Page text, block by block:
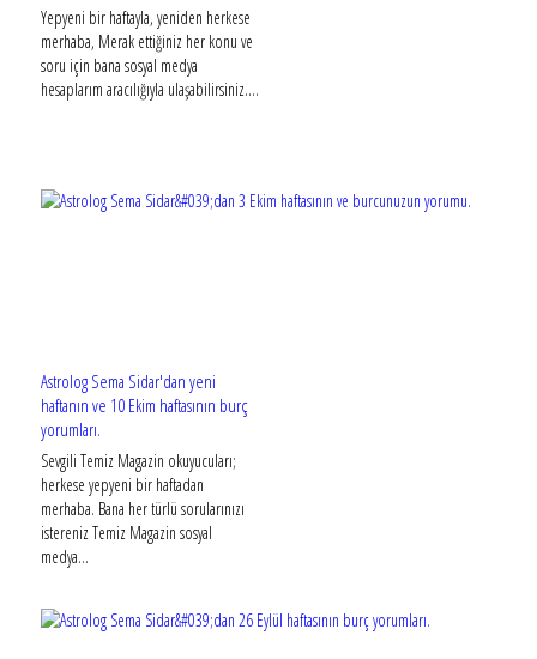
Yepyeni bir haftayla, yeniden herkese
merhaba, Merak ettiğiniz her konu ve
soru için bana sosyal medya
hesaplarım aracılığıyla ulaşabilirsiniz....
Astrolog Sema Sidar'dan yeni
haftanın ve 10 Ekim haftasının burç
yorumları.
Sevgili Temiz Magazin okuyucuları;
herkese yepyeni bir haftadan
merhaba. Bana her türlü sorularınızı
istereniz Temiz Magazin sosyal
medya...